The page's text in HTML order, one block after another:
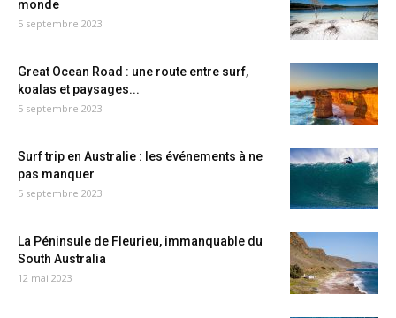
monde
5 septembre 2023
Great Ocean Road : une route entre surf,
koalas et paysages...
5 septembre 2023
Surf trip en Australie : les événements à ne
pas manquer
5 septembre 2023
La Péninsule de Fleurieu, immanquable du
South Australia
12 mai 2023